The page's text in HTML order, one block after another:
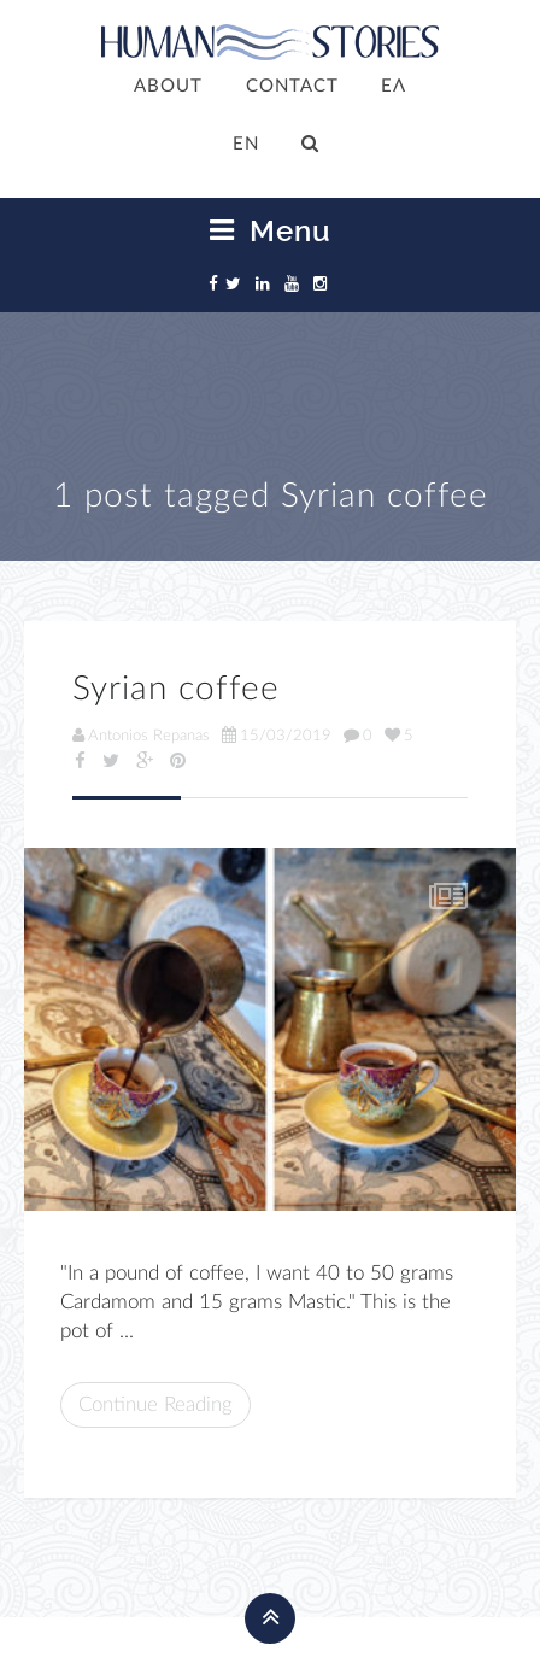
ABOUT CONTACT ΕΛ
ΕΝ
Menu
1 post tagged Syrian coffee
Syrian coffee
Antonios Repanas 15/03/2019 0 5
"In a pound of coffee, I want 40 to 50 grams
Cardamom and 15 grams Mastic." This is the
pot of ...
Continue Reading